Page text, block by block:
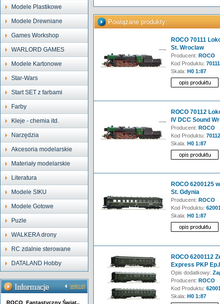
Modele Plastikowe
Modele Drewniane
Games Workshop
WARLORD GAMES
Modele Kartonowe
Star-Wars
Start SET z farbami
Farby
Kleje - chemia itd.
Narzędzia
Akcesoria modelarskie
Materiały modelarskie
Literatura
Modele SIKU
Modele Gotowe
Puzle
WALKERA drony
RC zdalnie sterowane
DATALAND Hobby
więcej
ROCO Fantastyczny Świat..
Powiązane produkty:
ROCO 70111
St. Wroclaw
Producent: ROCO
Kod Produktu: 70111
Skala: H0 1:87
ROCO 70112
IV DCC Sound
Producent: ROCO
Kod Produktu: 70112
Skala: H0 1:87
ROCO 6200125
St. Gdynia
Producent: ROCO
Kod Produktu:
Skala: H0 1:87
ROCO 6200112
Express PKP
Opis dodatkowy:
Producent: ROCO
Kod Produktu:
Skala: H0 1:87